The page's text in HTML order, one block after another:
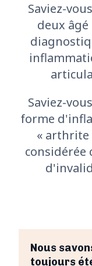
Saviez-
deux
Saviez-
forme
« arthrite
considérée
Nous
toujours